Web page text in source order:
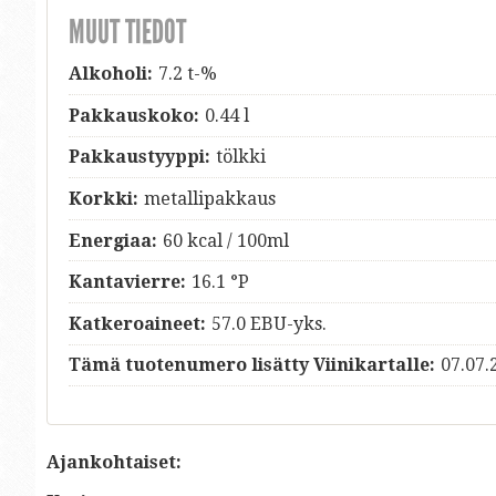
MUUT TIEDOT
Alkoholi: 7.2 t-%
Pakkauskoko: 0.44 l
Pakkaustyyppi: tölkki
Korkki: metallipakkaus
Energiaa: 60 kcal / 100ml
Kantavierre: 16.1 °P
Katkeroaineet: 57.0 EBU-yks.
Tämä tuotenumero lisätty Viinikartalle:
Ajankohtaiset: